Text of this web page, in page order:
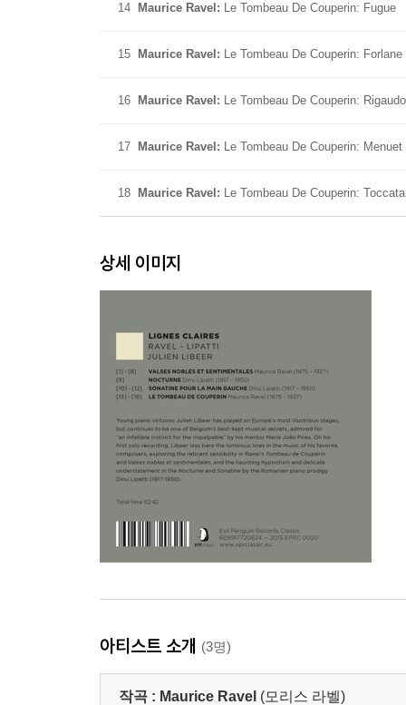
14 Maurice Ravel: Le Tombeau De Couperin: Fugue
15 Maurice Ravel: Le Tombeau De Couperin: Forlane
16 Maurice Ravel: Le Tombeau De Couperin:
17 Maurice Ravel: Le Tombeau De Couperin: Menuet
18 Maurice Ravel: Le Tombeau De Couperin: Toccata
상세 이미지
아티스트 소개 (3명)
작곡 : Maurice Ravel (모리스 라벨)